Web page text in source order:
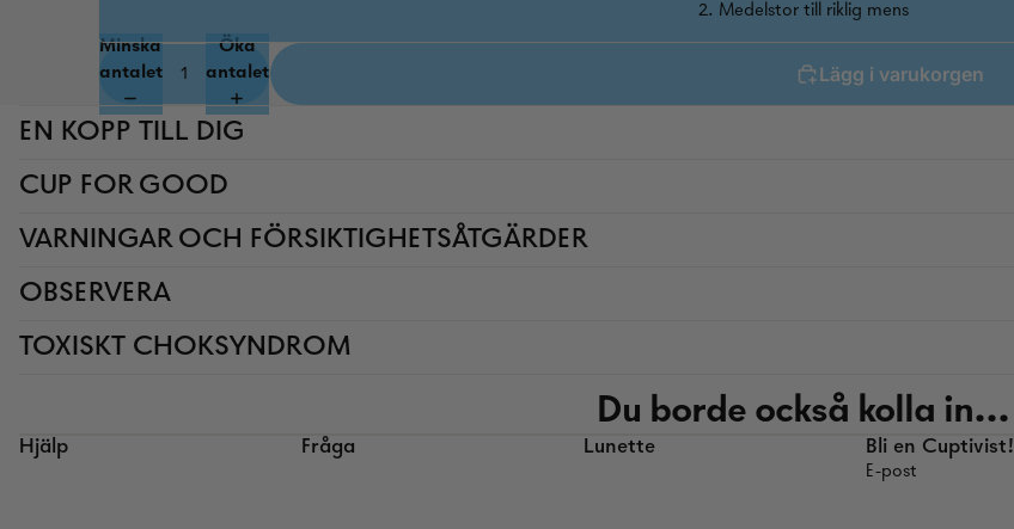
2. Medelstor till riklig mens
Minska
antalet
Öka
antalet
Lägg i varukorgen
EN KOPP TILL DIG
CUP FOR GOOD
VARNINGAR OCH FÖRSIKTIGHETSÅTGÄRDER
OBSERVERA
TOXISKT CHOKSYNDROM
Du borde också kolla in...
Hjälp Fråga Lunette Bli en Cuptivist!
E-post